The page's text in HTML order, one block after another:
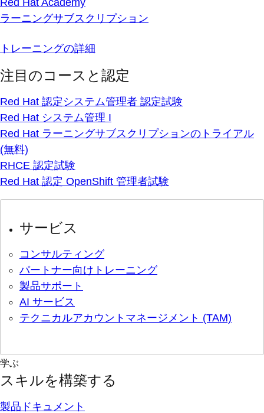
Red Hat Academy
ラーニングサブスクリプション
トレーニングの詳細
注目のコースと認定
Red Hat 認定システム管理者 認定試験
Red Hat システム管理 I
Red Hat ラーニングサブスクリプションのトライアル
(無料)
RHCE 認定試験
Red Hat 認定 OpenShift 管理者試験
サービス
コンサルティング
パートナー向けトレーニング
製品サポート
AI サービス
テクニカルアカウントマネージメント (TAM)
学ぶ
スキルを構築する
製品ドキュメント